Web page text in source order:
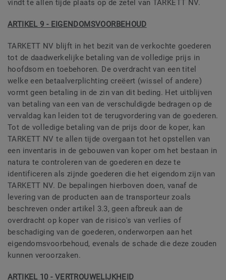
vindt te allen tijde plaats op de zetel van TARKETT NV.
ARTIKEL 9 - EIGENDOMSVOORBEHOUD
TARKETT NV blijft in het bezit van de verkochte goederen
tot de daadwerkelijke betaling van de volledige prijs in
hoofdsom en toebehoren. De overdracht van een titel
welke een betaalverplichting creëert (wissel of andere)
vormt geen betaling in de zin van dit beding. Het uitblijven
van betaling van een van de verschuldigde bedragen op de
vervaldag kan leiden tot de terugvordering van de goederen.
Tot de volledige betaling van de prijs door de koper, kan
TARKETT NV te allen tijde overgaan tot het opstellen van
een inventaris in de gebouwen van koper om het bestaan in
natura te controleren van de goederen en deze te
identificeren als zijnde goederen die het eigendom zijn van
TARKETT NV. De bepalingen hierboven doen, vanaf de
levering van de producten aan de transporteur zoals
beschreven onder artikel 3.3, geen afbreuk aan de
overdracht op koper van de risico's van verlies of
beschadiging van de goederen, onderworpen aan het
eigendomsvoorbehoud, evenals de schade die deze zouden
kunnen veroorzaken.
ARTIKEL 10 - VERTROUWELIJKHEID